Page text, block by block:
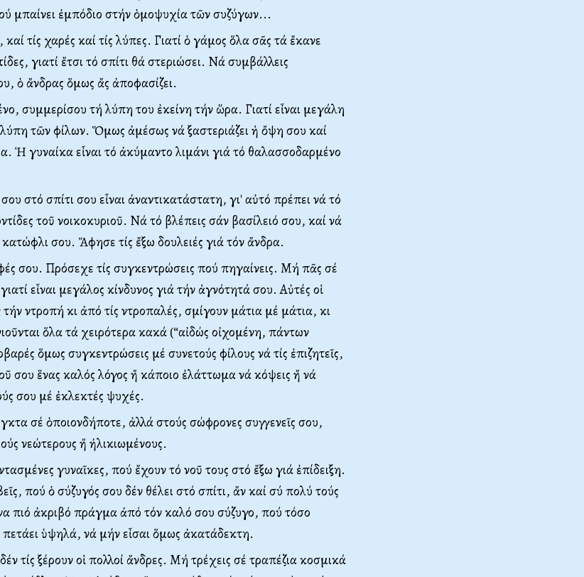
μπαίνει ἐμπόδιο στήν ὁμοψυχία τῶν συζύγων...
τίς χαρές καί τίς λύπες. Γιατί ὁ γάμος ὅλα σᾶς τά ἔκανε
γιατί ἔτσι τό σπίτι θά στεριώσει. Νά συμβάλλεις
ὁ ἄνδρας ὅμως ἄς ἀποφασίζει.
συμμερίσου τή λύπη του ἐκείνη τήν ὥρα. Γιατί εἶναι μεγάλη
τῶν φίλων. Ὅμως ἀμέσως νά ξαστεριάζει ἡ ὄψη σου καί
Ἡ γυναίκα εἶναι τό ἀκύμαντο λιμάνι γιά τό θαλασσοδαρμένο
στό σπίτι σου εἶναι ἀναντικατάστατη, γι' αὐτό πρέπει νά τό
τοῦ νοικοκυριοῦ. Νά τό βλέπεις σάν βασίλειό σου, καί νά
σου. Ἄφησε τίς ἔξω δουλειές γιά τόν ἄνδρα.
σου. Πρόσεχε τίς συγκεντρώσεις πού πηγαίνεις. Μή πᾶς σέ
εἶναι μεγάλος κίνδυνος γιά τήν ἁγνότητά σου. Αὐτές οἱ
ντροπή κι ἀπό τίς ντροπαλές, σμίγουν μάτια μέ μάτια, κι
ὅλα τά χειρότερα κακά (“αἰδώς οἰχομένη, πάντων
ὅμως συγκεντρώσεις μέ συνετούς φίλους νά τίς ἐπιζητεῖς,
σου ἕνας καλός λόγος ἤ κάποιο ἐλάττωμα νά κόψεις ἤ νά
σου μέ ἐκλεκτές ψυχές.
σέ ὁποιονδήποτε, ἀλλά στούς σώφρονες συγγενεῖς σου,
νεώτερους ἤ ἠλικιωμένους.
γυναῖκες, πού ἔχουν τό νοῦ τους στό ἔξω γιά ἐπίδειξη.
πού ὁ σύζυγός σου δέν θέλει στό σπίτι, ἄν καί σύ πολύ τούς
πιό ἀκριβό πράγμα ἀπό τόν καλό σου σύζυγο, πού τόσο
ὑψηλά, νά μήν εἶσαι ὅμως ἀκατάδεκτη.
τίς ξέρουν οἱ πολλοί ἄνδρες. Μή τρέχεις σέ τραπέζια κοσμικά